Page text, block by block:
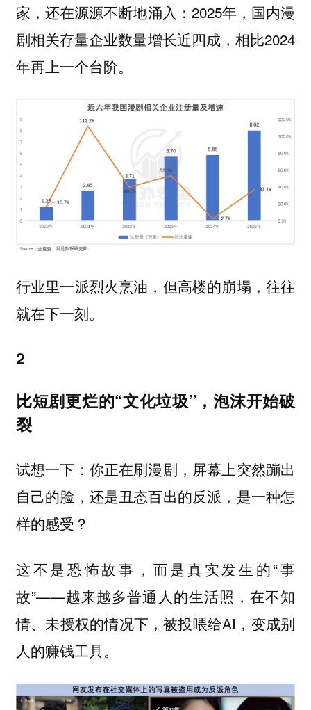
家，还在源源不断地涌入：2025年，国内漫
剧相关存量企业数量增长近四成，相比2024
年再上一个台阶。
行业里一派烈火烹油，但高楼的崩塌，往往
就在下一刻。
2
比短剧更烂的“文化垃圾”，泡沫开始破
裂
试想一下：你正在刷漫剧，屏幕上突然蹦出
自己的脸，还是丑态百出的反派，是一种怎
样的感受？
这不是恐怖故事，而是真实发生的“事
故”——越来越多普通人的生活照，在不知
情、未授权的情况下，被投喂给AI，变成别
人的赚钱工具。